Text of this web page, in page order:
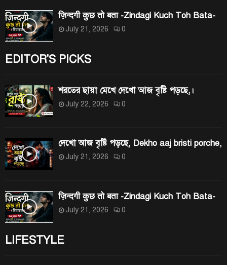
ज़िन्दगी कुछ तो बता -Zindagi Kuch Toh Bata-
July 21, 2026 0
EDITOR'S PICKS
শরতের ছায়া মেখে দেখো আজ বৃষ্টি পড়ছে,।
July 22, 2026 0
দেখো আজ বৃষ্টি পড়ছে, Dekho aaj bristi porche,
July 21, 2026 0
ज़िन्दगी कुछ तो बता -Zindagi Kuch Toh Bata-
July 21, 2026 0
LIFESTYLE